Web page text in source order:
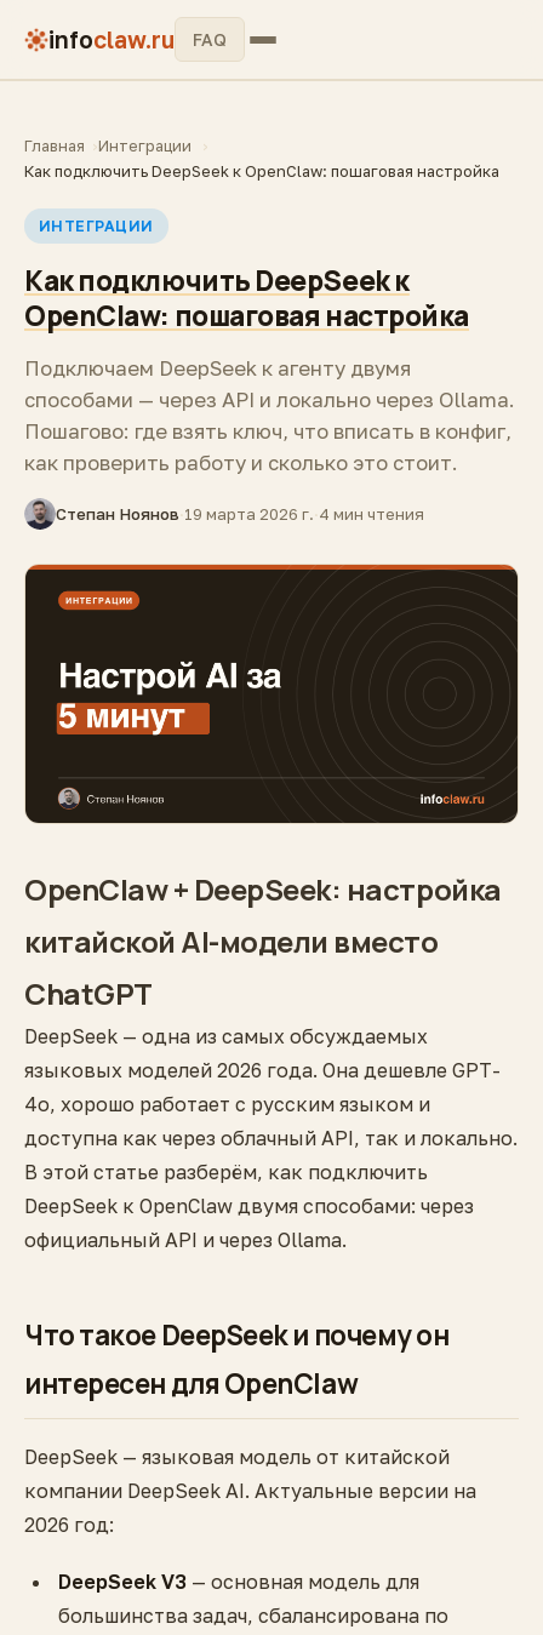
infoclaw.ru FAQ
Главная
Интеграции
Как подключить DeepSeek к OpenClaw: пошаговая настройка
ИНТЕГРАЦИИ
Как подключить DeepSeek к
OpenClaw: пошаговая настройка
Подключаем DeepSeek к агенту двумя
способами — через API и локально через Ollama.
Пошагово: где взять ключ, что вписать в конфиг,
как проверить работу и сколько это стоит.
Степан Ноянов·19 марта 2026 г.·4 мин чтения
OpenClaw + DeepSeek: настройка
китайской AI-модели вместо
ChatGPT
DeepSeek — одна из самых обсуждаемых
языковых моделей 2026 года. Она дешевле GPT-
4o, хорошо работает с русским языком и
доступна как через облачный API, так и локально.
В этой статье разберём, как подключить
DeepSeek к OpenClaw двумя способами: через
официальный API и через Ollama.
Что такое DeepSeek и почему он
интересен для OpenClaw
DeepSeek — языковая модель от китайской
компании DeepSeek AI. Актуальные версии на
2026 год:
DeepSeek V3 — основная модель для
большинства задач, сбалансирована по